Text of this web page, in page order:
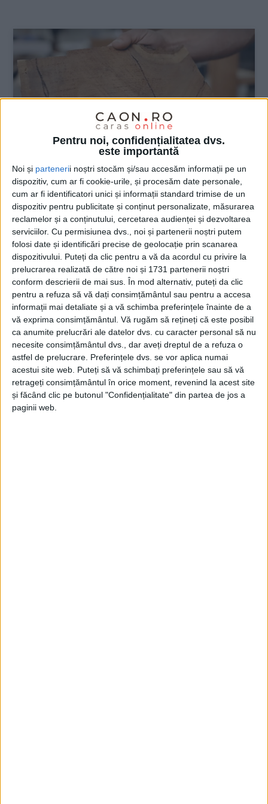
Pentru noi, confidențialitatea dvs.
este importantă
Noi și partenerii noștri stocăm și/sau accesăm informații pe un
dispozitiv, cum ar fi cookie-urile, și procesăm date personale,
cum ar fi identificatori unici și informații standard trimise de un
dispozitiv pentru publicitate și conținut personalizate, măsurarea
reclamelor și a conținutului, cercetarea audienței și dezvoltarea
serviciilor. Cu permisiunea dvs., noi și partenerii noștri putem
folosi date și identificări precise de geolocație prin scanarea
dispozitivului. Puteți da clic pentru a vă da acordul cu privire la
prelucrarea realizată de către noi și 1731 partenerii noștri
conform descrierii de mai sus. În mod alternativ, puteți da clic
pentru a refuza să vă dați consimțământul sau pentru a accesa
informații mai detaliate și a vă schimba preferințele înainte de a
vă exprima consimțământul. Vă rugăm să rețineți că este posibil
ca anumite prelucrări ale datelor dvs. cu caracter personal să nu
necesite consimțământul dvs., dar aveți dreptul de a refuza o
astfel de prelucrare. Preferințele dvs. se vor aplica numai
acestui site web. Puteți să vă schimbați preferințele sau să vă
retrageți consimțământul în orice moment, revenind la acest site
și făcând clic pe butonul "Confidențialitate" din partea de jos a
paginii web.
ŞTIRILE JUDEŢULUI CARAŞ-SEVERIN
Femeie din Lăpușnicel, păcălită de bani
de doi mureșeni
22 APRILIE 2024, 03:13 PM 1 MINUT DE CITIRE
LĂPUŞNICEL – După ce bărbații au descărcat ceva lemne în
curtea femeii de 66 de ani, aceasta le-a dat banii pentru o
mașină de scânduri. Văzându-se cu banii, cei doi au luat-o la
sănătoasa!
Arhive